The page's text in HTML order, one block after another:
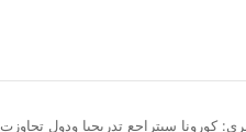
كورونا سيتراجع تدريجيا ودول